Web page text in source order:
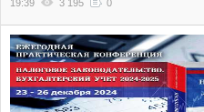
19:39 3 195 0